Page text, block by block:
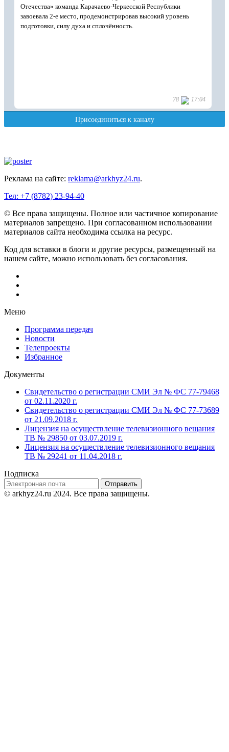
Реклама на сайте: reklama@arkhyz24.ru.
Тел: +7 (8782) 23‑94‑40
© Все права защищены. Полное или частичное копирование
материалов запрещено. При согласованном использовании
материалов сайта необходима ссылка на ресурс.
Код для вставки в блоги и другие ресурсы, размещенный на
нашем сайте, можно использовать без согласования.
Меню
Программа передач
Новости
Телепроекты
Избранное
Документы
Свидетельство о регистрации СМИ Эл № ФС 77-79468
от 02.11.2020 г.
Свидетельство о регистрации СМИ Эл № ФС 77-73689
от 21.09.2018 г.
Лицензия на осуществление телевизионного вещания
ТВ № 29850 от 03.07.2019 г.
Лицензия на осуществление телевизионного вещания
ТВ № 29241 от 11.04.2018 г.
Подписка
Отправить
© arkhyz24.ru 2024. Все права защищены.